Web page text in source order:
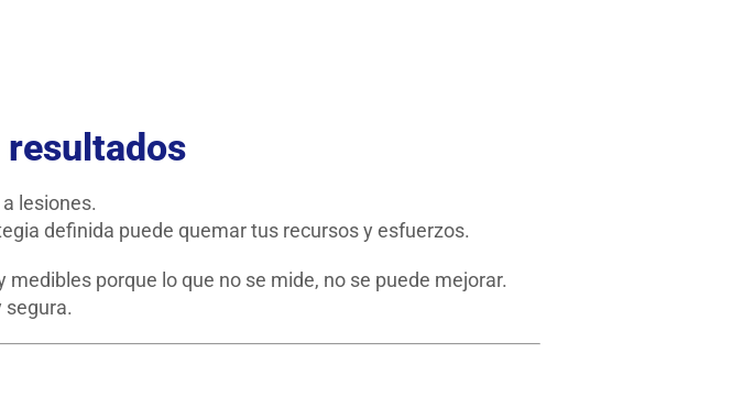
resultados
lesiones.
definida puede quemar tus recursos y esfuerzos.
porque lo que no se mide, no se puede mejorar.